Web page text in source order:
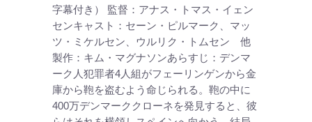
字幕付き） 監督：アナス・トマス・イェン
センキャスト：セーン・ピルマーク、マッ
ツ・ミケルセン、ウルリク・トムセン 他
製作：キム・マグナソンあらすじ：デンマ
ーク人犯罪者4人組がフェーリンゲンから金
庫から鞄を盗むよう命じられる。鞄の中に
400万デンマーククローネを発見すると、彼